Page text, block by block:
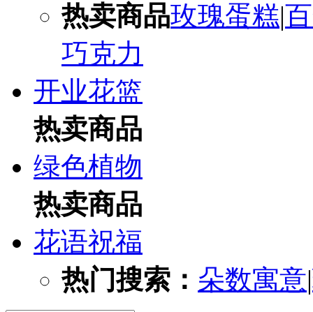
热卖商品玫瑰蛋糕|
巧克力
开业花篮
热卖商品
绿色植物
热卖商品
花语祝福
热门搜索： 朵数寓意|